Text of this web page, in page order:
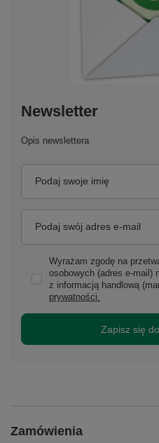
Newsletter
Opis newslettera
Podaj swoje imię
Podaj swój adres e-mail
Wyrażam zgodę na
osobowych (adres e-mail)
z informacją handlową
prywatności.
Zapisz się
Zamówienia